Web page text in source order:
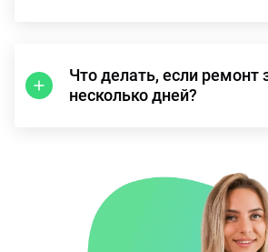
Что делать, если ремонт
несколько дней?